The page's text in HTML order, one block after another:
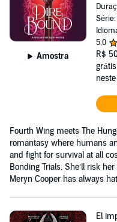
Amostra
Série:
5,0
R$
Fourth Wing meets The
romantasy where humans
and fight for survival at all
Bonding Trials. She’ll risk
Meryn Cooper has always
El